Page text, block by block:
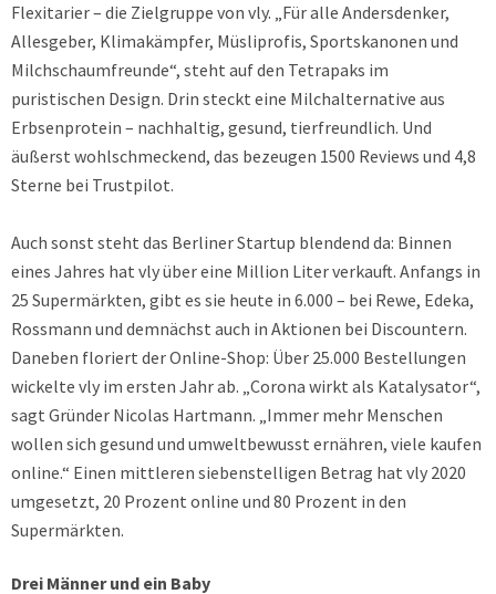
Flexitarier – die Zielgruppe von vly. „Für alle Andersdenker,
Allesgeber, Klimakämpfer, Müsliprofis, Sportskanonen und
Milchschaumfreunde“, steht auf den Tetrapaks im
puristischen Design. Drin steckt eine Milchalternative aus
Erbsenprotein – nachhaltig, gesund, tierfreundlich. Und
äußerst wohlschmeckend, das bezeugen 1500 Reviews und 4,8
Sterne bei Trustpilot.
Auch sonst steht das Berliner Startup blendend da: Binnen
eines Jahres hat vly über eine Million Liter verkauft. Anfangs in
25 Supermärkten, gibt es sie heute in 6.000 – bei Rewe, Edeka,
Rossmann und demnächst auch in Aktionen bei Discountern.
Daneben floriert der Online-Shop: Über 25.000 Bestellungen
wickelte vly im ersten Jahr ab. „Corona wirkt als Katalysator“,
sagt Gründer Nicolas Hartmann. „Immer mehr Menschen
wollen sich gesund und umweltbewusst ernähren, viele kaufen
online.“ Einen mittleren siebenstelligen Betrag hat vly 2020
umgesetzt, 20 Prozent online und 80 Prozent in den
Supermärkten.
Drei Männer und ein Baby